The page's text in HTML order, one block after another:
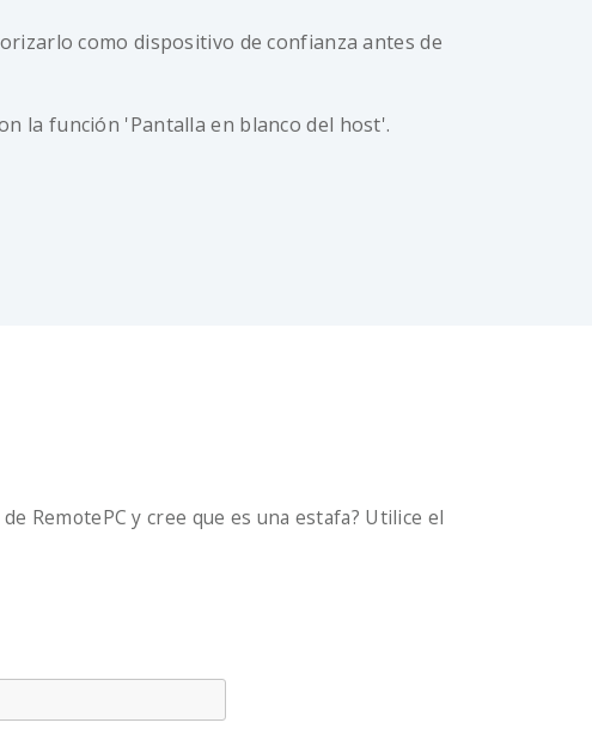
como dispositivo de confianza antes de
la función 'Pantalla en blanco del host'.
RemotePC y cree que es una estafa? Utilice el